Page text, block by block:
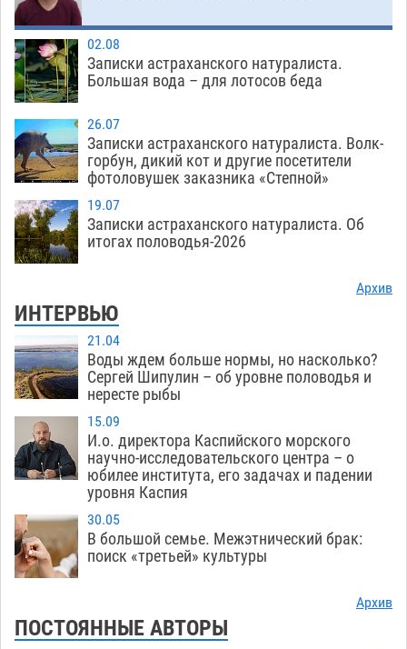
02.08
Записки астраханского натуралиста.
Большая вода – для лотосов беда
26.07
Записки астраханского натуралиста. Волк-
горбун, дикий кот и другие посетители
фотоловушек заказника «Степной»
19.07
Записки астраханского натуралиста. Об
итогах половодья-2026
Архив
ИНТЕРВЬЮ
21.04
Воды ждем больше нормы, но насколько?
Сергей Шипулин – об уровне половодья и
нересте рыбы
15.09
И.о. директора Каспийского морского
научно-исследовательского центра – о
юбилее института, его задачах и падении
уровня Каспия
30.05
В большой семье. Межэтнический брак:
поиск «третьей» культуры
Архив
ПОСТОЯННЫЕ АВТОРЫ